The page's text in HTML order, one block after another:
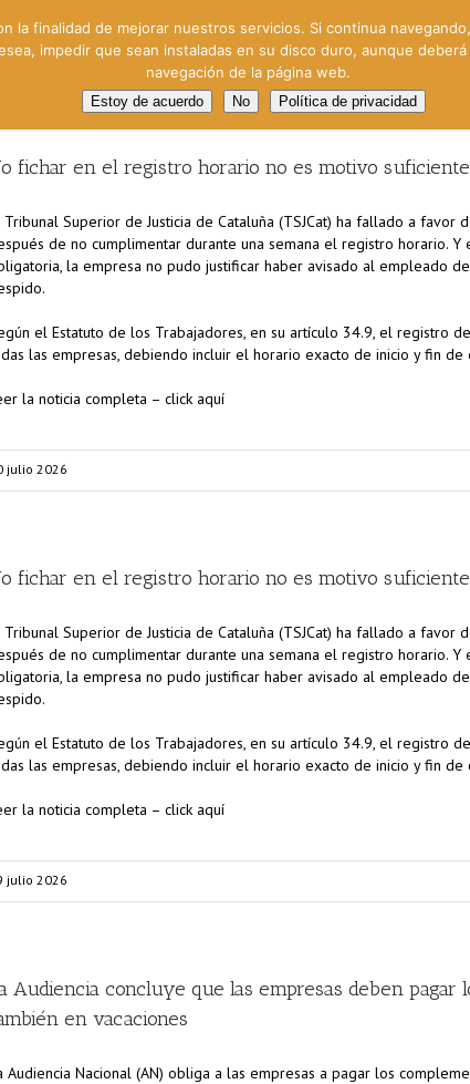
Gestión Cinematográfica Otros servicios
fichar en el registro horario no es motivo
Tribunal Superior de Justicia de Cataluña (TSJCat) ha fallado a
de no cumplimentar durante una semana el registro horario. Y
la empresa no pudo justificar haber avisado al empleado
el Estatuto de los Trabajadores, en su artículo 34.9, el registro
las empresas, debiendo incluir el horario exacto de inicio y fin de
la noticia completa – click aquí
julio 2026
fichar en el registro horario no es motivo
Tribunal Superior de Justicia de Cataluña (TSJCat) ha fallado a
de no cumplimentar durante una semana el registro horario. Y
la empresa no pudo justificar haber avisado al empleado
el Estatuto de los Trabajadores, en su artículo 34.9, el registro
las empresas, debiendo incluir el horario exacto de inicio y fin de
la noticia completa – click aquí
julio 2026
Audiencia concluye que las empresas deben pagar
en vacaciones
Audiencia Nacional (AN) obliga a las empresas a pagar los
la finalidad de mejorar nuestros servicios. Si continua
impedir que sean instaladas en su disco duro, aunque
navegación de la página web.
Estoy de acuerdo No Política de privacidad